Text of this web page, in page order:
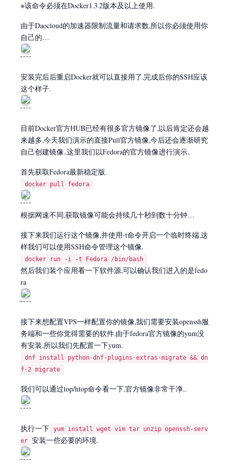
※该命令必须在Docker1.3.2版本及以上使用.
由于Daocloud的加速器限制流量和请求数,所以你必须使用你
自己的…
安装完后后重启Docker就可以直接用了,完成后你的SSH应该
这个样子.
目前Docker官方HUB已经有很多官方镜像了,以后肯定还会越
来越多,今天我们演示的直接Pull官方镜像,今后还会逐渐研究
自己创建镜像..这里我们以Fedora的官方镜像进行演示..
首先获取Fedora最新稳定版.
docker pull fedora
根据网速不同,获取镜像可能会持续几十秒到数十分钟…
接下来我们运行这个镜像,并使用-t命令开启一个临时终端,这
样我们可以使用SSH命令管理这个镜像.
docker run -i -t Fedora /bin/bash
然后我们装个应用看一下软件源,可以确认我们进入的是fedo
ra
接下来想配置VPS一样配置你的镜像,我们需要安装openssh服
务端和一些你觉得需要的软件.由于fedora官方镜像的yum没
有安装,所以我们先配置一下yum.
dnf install python-dnf-plugins-extras-migrate && dn
f-2 migrate
我们可以通过top/htop命令看一下,官方镜像非常干净..
执行一下 yum install wget vim tar unzip openssh-serv
er 安装一些必要的环境.